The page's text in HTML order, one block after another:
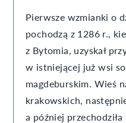
Pierwsze wzmianki o
pochodzą z 1286 r.,
z Bytomia, uzyskał
w istniejącej już wsi
magdeburskim. Wieś
krakowskich,
a później